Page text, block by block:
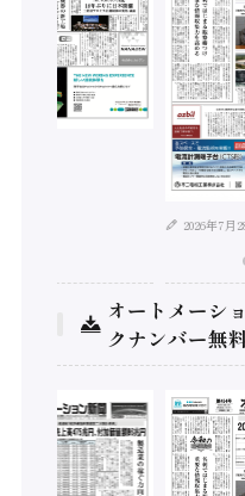
2026年7月
オートメーシ
クナンバー無